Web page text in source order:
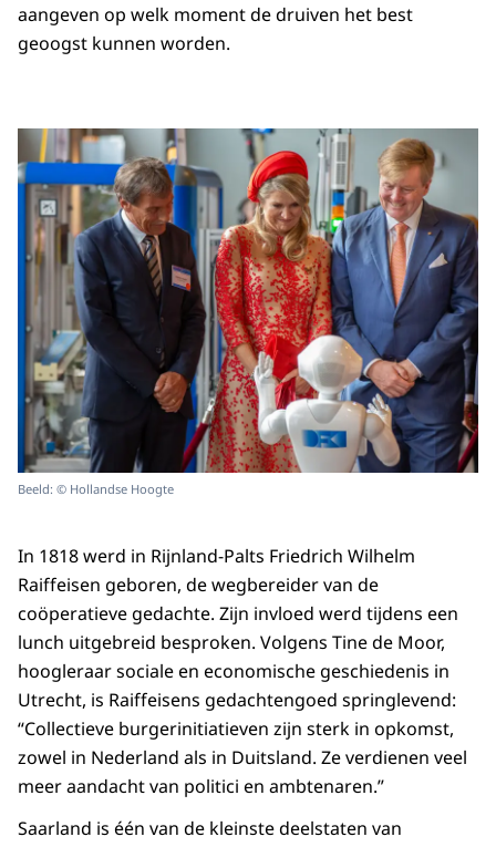
aangeven op welk moment de druiven het best
geoogst kunnen worden.
Beeld: © Hollandse Hoogte
In 1818 werd in Rijnland-Palts Friedrich Wilhelm
Raiffeisen geboren, de wegbereider van de
coöperatieve gedachte. Zijn invloed werd tijdens een
lunch uitgebreid besproken. Volgens Tine de Moor,
hoogleraar sociale en economische geschiedenis in
Utrecht, is Raiffeisens gedachtengoed springlevend:
“Collectieve burgerinitiatieven zijn sterk in opkomst,
zowel in Nederland als in Duitsland. Ze verdienen veel
meer aandacht van politici en ambtenaren.”
Saarland is één van de kleinste deelstaten van